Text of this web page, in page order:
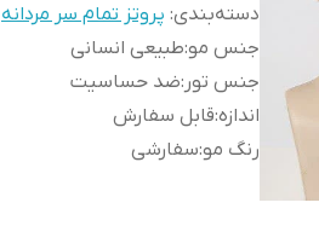
دسته‌بندی: پروتز تمام سر مردانه
جنس مو:طبیعی انسانی
جنس تور :ضد حساسیت
اندازه:قابل سفارش
رنگ مو:سفارشی